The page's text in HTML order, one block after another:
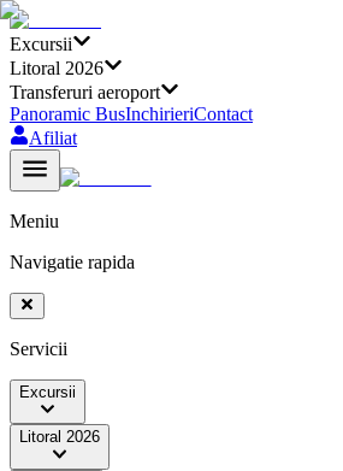
Excursii
Litoral 2026
Transferuri aeroport
Panoramic BusInchirieriContact
Afiliat
Meniu
Navigatie rapida
Servicii
Excursii
Litoral 2026